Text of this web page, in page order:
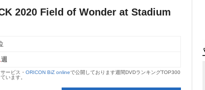
2020 Field of Wonder at Stadium
週
ービス・ ORICON BiZ onlineで公開しております週間DVDランキングTOP300
います。